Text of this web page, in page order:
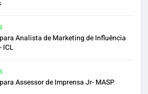
Analista de Marketing de Influência
ICL
Assessor de Imprensa Jr- MASP